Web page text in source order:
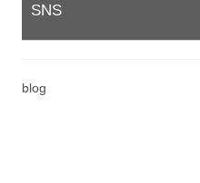
SNS
blog